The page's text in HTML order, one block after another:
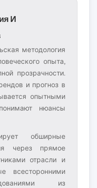
И
методология
опыта,
прозрачности.
и прогноз в
опытными
нюансы
обширные
через прямое
отрасли и
всесторонними
из